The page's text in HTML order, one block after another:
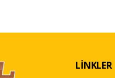
LİNKLER